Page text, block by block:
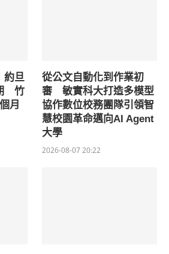
約旦
竹
月
從公文自動化到作業初
審 敏實科大打造多模型
協作數位校務團隊引領智
慧校園革命邁向AI Agent
大學
2026-08-07 20:22